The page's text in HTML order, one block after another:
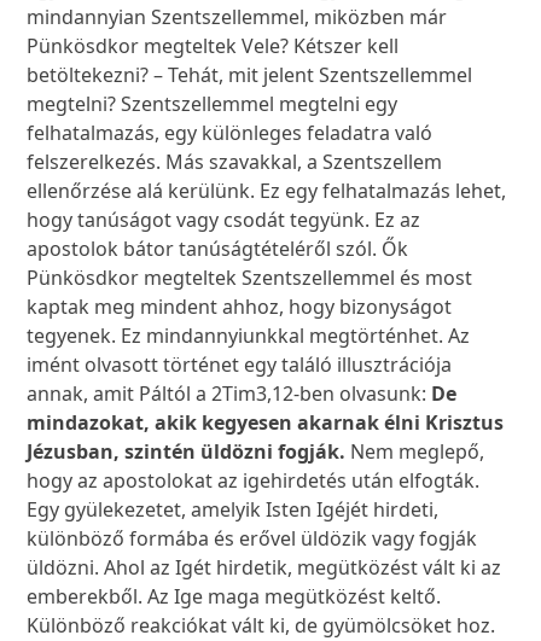
mindannyian Szentszellemmel, miközben már
Pünkösdkor megteltek Vele? Kétszer kell
betöltekezni? – Tehát, mit jelent Szentszellemmel
megtelni? Szentszellemmel megtelni egy
felhatalmazás, egy különleges feladatra való
felszerelkezés. Más szavakkal, a Szentszellem
ellenőrzése alá kerülünk. Ez egy felhatalmazás lehet,
hogy tanúságot vagy csodát tegyünk. Ez az
apostolok bátor tanúságtételéről szól. Ők
Pünkösdkor megteltek Szentszellemmel és most
kaptak meg mindent ahhoz, hogy bizonyságot
tegyenek. Ez mindannyiunkkal megtörténhet. Az
imént olvasott történet egy találó illusztrációja
annak, amit Páltól a 2Tim3,12-ben olvasunk: De
mindazokat, akik kegyesen akarnak élni Krisztus
Jézusban, szintén üldözni fogják. Nem meglepő,
hogy az apostolokat az igehirdetés után elfogták.
Egy gyülekezetet, amelyik Isten Igéjét hirdeti,
különböző formába és erővel üldözik vagy fogják
üldözni. Ahol az Igét hirdetik, megütközést vált ki az
emberekből. Az Ige maga megütközést keltő.
Különböző reakciókat vált ki, de gyümölcsöket hoz.